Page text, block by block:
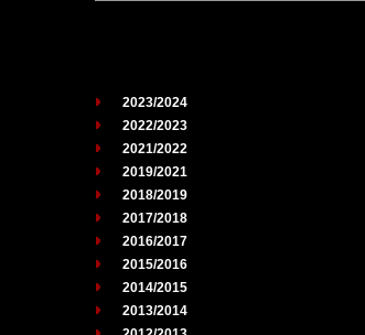
2023/2024
2022/2023
2021/2022
2019/2021
2018/2019
2017/2018
2016/2017
2015/2016
2014/2015
2013/2014